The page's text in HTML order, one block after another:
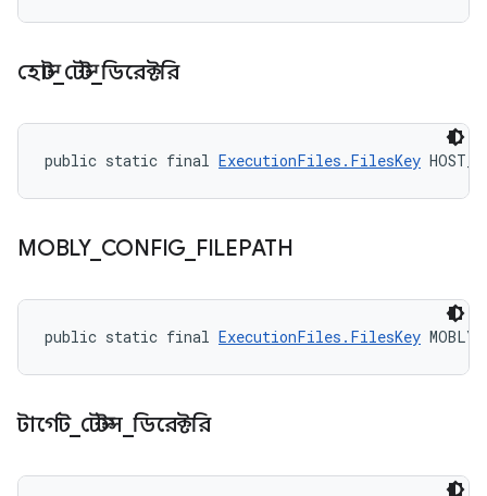
হোস্ট_টেস্ট_ডিরেক্টরি
public static final ExecutionFiles.FilesKey
MOBLY_ CONFIG FILEPATH
public static final ExecutionFiles.FilesKey
টার্গেট_ টেস্টস _ডিরেক্টরি